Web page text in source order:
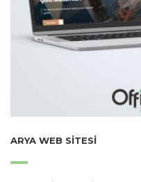
ARYA WEB SITESI